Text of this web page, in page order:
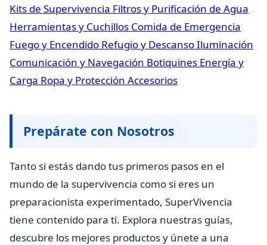
Kits de Supervivencia Filtros y Purificación de Agua
Herramientas y Cuchillos Comida de Emergencia
Fuego y Encendido Refugio y DescansoIluminación
Comunicación y Navegación Botiquines Energía y
Carga Ropa y Protección Accesorios
Prepárate con Nosotros
Tanto si estás dando tus primeros pasos en el
mundo de la supervivencia como si eres un
preparacionista experimentado, SuperVivencia
tiene contenido para ti. Explora nuestras guías,
descubre los mejores productos y únete a una